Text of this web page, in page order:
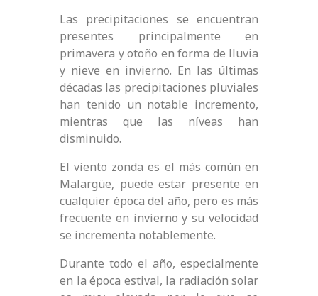
Las precipitaciones se encuentran
presentes principalmente en
primavera y otoño en forma de lluvia
y nieve en invierno. En las últimas
décadas las precipitaciones pluviales
han tenido un notable incremento,
mientras que las níveas han
disminuido.
El viento zonda es el más común en
Malargüe, puede estar presente en
cualquier época del año, pero es más
frecuente en invierno y su velocidad
se incrementa notablemente.
Durante todo el año, especialmente
en la época estival, la radiación solar